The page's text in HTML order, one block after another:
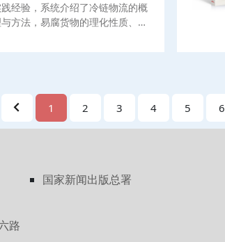
经验，系统介绍了冷链物流的概
方法，易腐货物的理化性质、腐
理论与实践相结合，宏观管理与
创新相结合，基本概念与实际案
业人才、面向高等院校相关专业
1 2 3 4 5 6
国家新闻出版总署
路